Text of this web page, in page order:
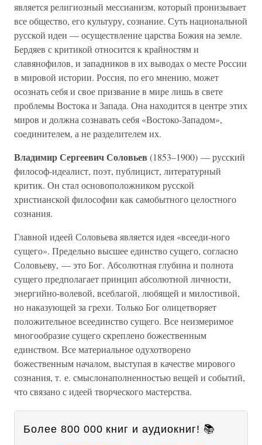
является религиозный мессианизм, который пронизывает
все общество, его культуру, сознание. Суть национальной
русской идеи — осуществление царства Божия на земле.
Бердяев с критикой относится к крайностям и
славянофилов, и западников в их выводах о месте России
в мировой истории. Россия, по его мнению, может
осознать себя и свое призвание в мире лишь в свете
проблемы Востока и Запада. Она находится в центре этих
миров и должна сознавать себя «Востоко-Западом»,
соединителем, а не разделителем их.
Владимир Сергеевич Соловьев (1853–1900) — русский
философ-идеалист, поэт, публицист, литературный
критик. Он стал основоположником русской
христианской философии как самобытного целостного
сознания.
Главной идеей Соловьева является идея «всееди-ного
сущего». Предельно высшее единство сущего, согласно
Соловьеву, — это Бог. Абсолютная глубина и полнота
сущего предполагает принцип абсолютной личности,
энергийно-волевой, всеблагой, любящей и милостивой,
но наказующей за грехи. Только Бог олицетворяет
положительное всеединство сущего. Все неизмеримое
многообразие сущего скреплено божественным
единством. Все материальное одухотворено
божественным началом, выступая в качестве мирового
сознания, т. е. смыслонаполненностью вещей и событий,
что связано с идеей творческого мастерства.
Более 800 000 книг и аудиокниг! 📚